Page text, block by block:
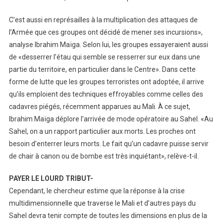
C’est aussi en représailles à la multiplication des attaques de
l’Armée que ces groupes ont décidé de mener ses incursions»,
analyse Ibrahim Maïga. Selon lui, les groupes essayeraient aussi
de «desserrer l’étau qui semble se resserrer sur eux dans une
partie du territoire, en particulier dans le Centre». Dans cette
forme de lutte que les groupes terroristes ont adoptée, il arrive
qu’ils emploient des techniques effroyables comme celles des
cadavres piégés, récemment apparues au Mali. À ce sujet,
Ibrahim Maïga déplore l’arrivée de mode opératoire au Sahel. «Au
Sahel, on a un rapport particulier aux morts. Les proches ont
besoin d’enterrer leurs morts. Le fait qu’un cadavre puisse servir
de chair à canon ou de bombe est très inquiétant», relève-t-il.
PAYER LE LOURD TRIBUT-
Cependant, le chercheur estime que la réponse à la crise
multidimensionnelle que traverse le Mali et d’autres pays du
Sahel devra tenir compte de toutes les dimensions en plus de la